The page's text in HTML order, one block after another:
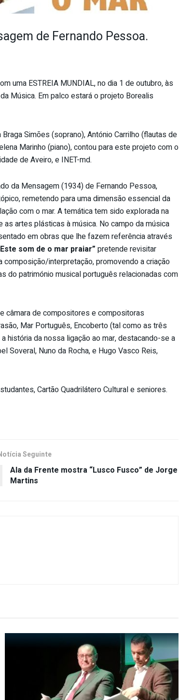
de Fernando Pessoa.
uma ESTREIA MUNDIAL, no dia 1 de outubro, às
Música. Em palco estará o projeto Borealis
Simões (soprano), António Carrilho (flautas de
Marinho (piano), contou para este projeto com o
de Aveiro, e INET-md.
da Mensagem (1934) de Fernando Pessoa,
remetendo para uma dimensão essencial da
com o mar. A temática tem sido explorada na
artes plásticas à música. No campo da música
em obras que lhe fazem referência através
som de o mar praiar” pretende revisitar
interpretação, promovendo a criação
do património musical português relacionadas com
câmara de compositores e compositoras
Mar Português, Encoberto (tal como as três
história da nossa ligação ao mar, destacando-se a
Soveral, Nuno da Rocha, e Hugo Vasco Reis,
Cartão Quadrilátero Cultural e seniores.
Seguinte
Ala da Frente mostra “Lusco Fusco” de Jorge
Martins